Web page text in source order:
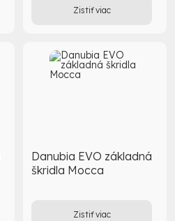
Zistiť viac
Danubia EVO základná
škridla Mocca
Zistiť viac